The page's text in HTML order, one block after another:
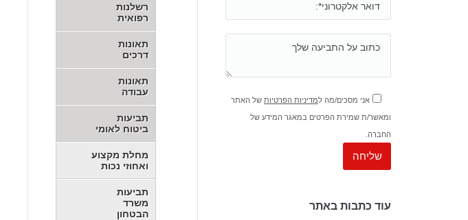
רשלנות
רפואית
תאונות
דרכים
תאונות
עבודה
תביעות
ביטוח לאומי
מחלת מקצוע
ואחוזי נכות
תביעות
משרד
הבטחון
אני מסכים/מה למדיניות הפרטיות של האתר
ומאשר/ת שמירת הפרטים במאגר המידע של
החברה.
עוד כתבות באתר